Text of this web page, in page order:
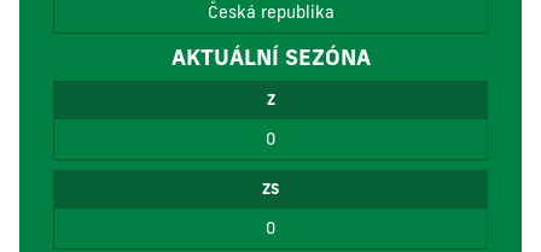
Česká republika
AKTUÁLNÍ SEZÓNA
Z
0
ZS
0